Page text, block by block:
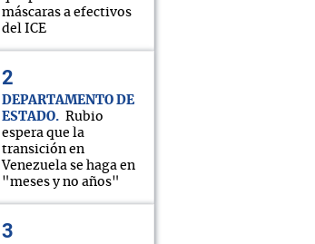
máscaras a efectivos
del ICE
DEPARTAMENTO DE
ESTADO
Rubio
espera que la
transición en
Venezuela se haga en
"meses y no años"